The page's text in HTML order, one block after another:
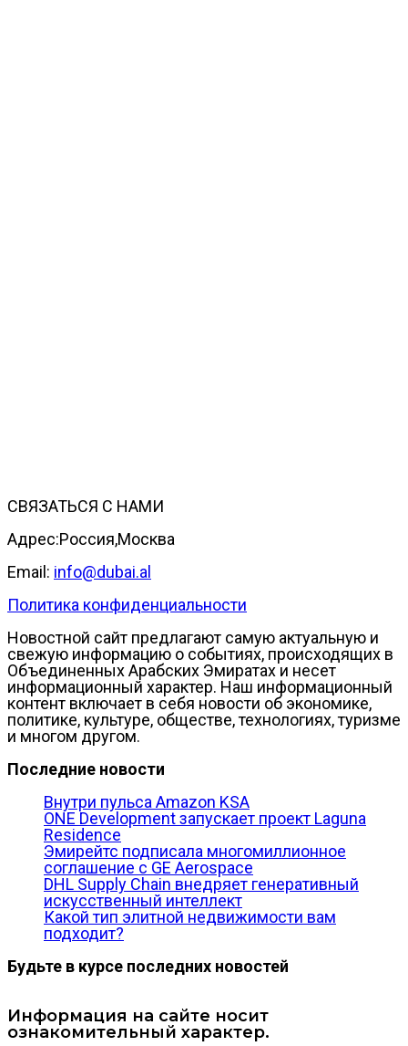
СВЯЗАТЬСЯ С НАМИ
Адрес:Россия,Москва
Email: info@dubai.al
Политика конфиденциальности
Новостной сайт предлагают самую актуальную и
свежую информацию о событиях, происходящих в
Объединенных Арабских Эмиратах и несет
информационный характер. Наш информационный
контент включает в себя новости об экономике,
политике, культуре, обществе, технологиях, туризме
и многом другом.
Последние новости
Внутри пульса Amazon KSA
ONE Development запускает проект Laguna
Residence
Эмирейтс подписала многомиллионное
соглашение с GE Aerospace
DHL Supply Chain внедряет генеративный
искусственный интеллект
Какой тип элитной недвижимости вам
подходит?
Будьте в курсе последних новостей
Информация на сайте носит
ознакомительный характер.